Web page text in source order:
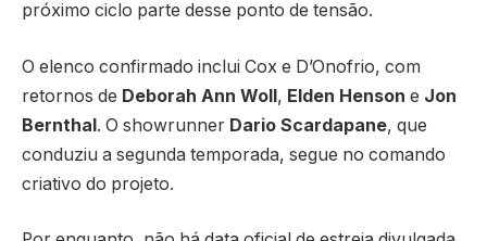
próximo ciclo parte desse ponto de tensão.
O elenco confirmado inclui Cox e D’Onofrio, com
retornos de Deborah Ann Woll, Elden Henson e Jon
Bernthal. O showrunner Dario Scardapane, que
conduziu a segunda temporada, segue no comando
criativo do projeto.